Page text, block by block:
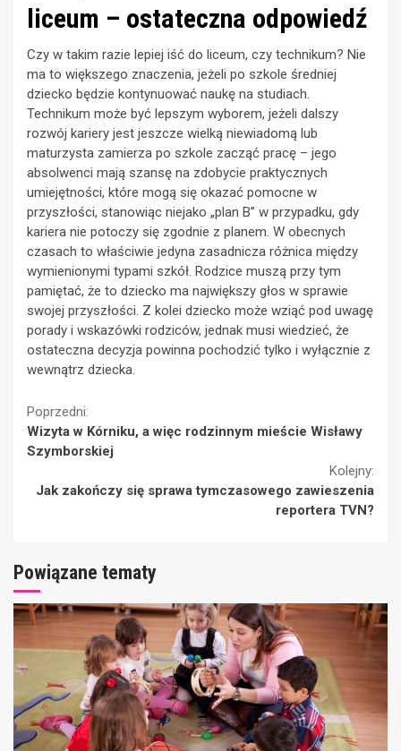
liceum – ostateczna odpowiedź
Czy w takim razie lepiej iść do liceum, czy technikum? Nie
ma to większego znaczenia, jeżeli po szkole średniej
dziecko będzie kontynuować naukę na studiach.
Technikum może być lepszym wyborem, jeżeli dalszy
rozwój kariery jest jeszcze wielką niewiadomą lub
maturzysta zamierza po szkole zacząć pracę – jego
absolwenci mają szansę na zdobycie praktycznych
umiejętności, które mogą się okazać pomocne w
przyszłości, stanowiąc niejako „plan B” w przypadku, gdy
kariera nie potoczy się zgodnie z planem. W obecnych
czasach to właściwie jedyna zasadnicza różnica między
wymienionymi typami szkół. Rodzice muszą przy tym
pamiętać, że to dziecko ma największy głos w sprawie
swojej przyszłości. Z kolei dziecko może wziąć pod uwagę
porady i wskazówki rodziców, jednak musi wiedzieć, że
ostateczna decyzja powinna pochodzić tylko i wyłącznie z
wewnątrz dziecka.
Continue
Reading
Poprzedni:
Wizyta w Kórniku, a więc rodzinnym mieście Wisławy
Szymborskiej
Kolejny:
Jak zakończy się sprawa tymczasowego zawieszenia
reportera TVN?
Powiązane tematy